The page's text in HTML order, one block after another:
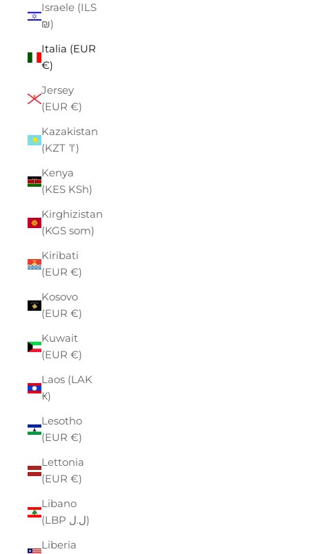
Israele (ILS
₪)
Italia (EUR
€)
Jersey
(EUR €)
Kazakistan
(KZT ₸)
Kenya
(KES KSh)
Kirghizistan
(KGS som)
Kiribati
(EUR €)
Kosovo
(EUR €)
Kuwait
(EUR €)
Laos (LAK
₭)
Lesotho
(EUR €)
Lettonia
(EUR €)
Libano
(LBP ل.ل)
Liberia